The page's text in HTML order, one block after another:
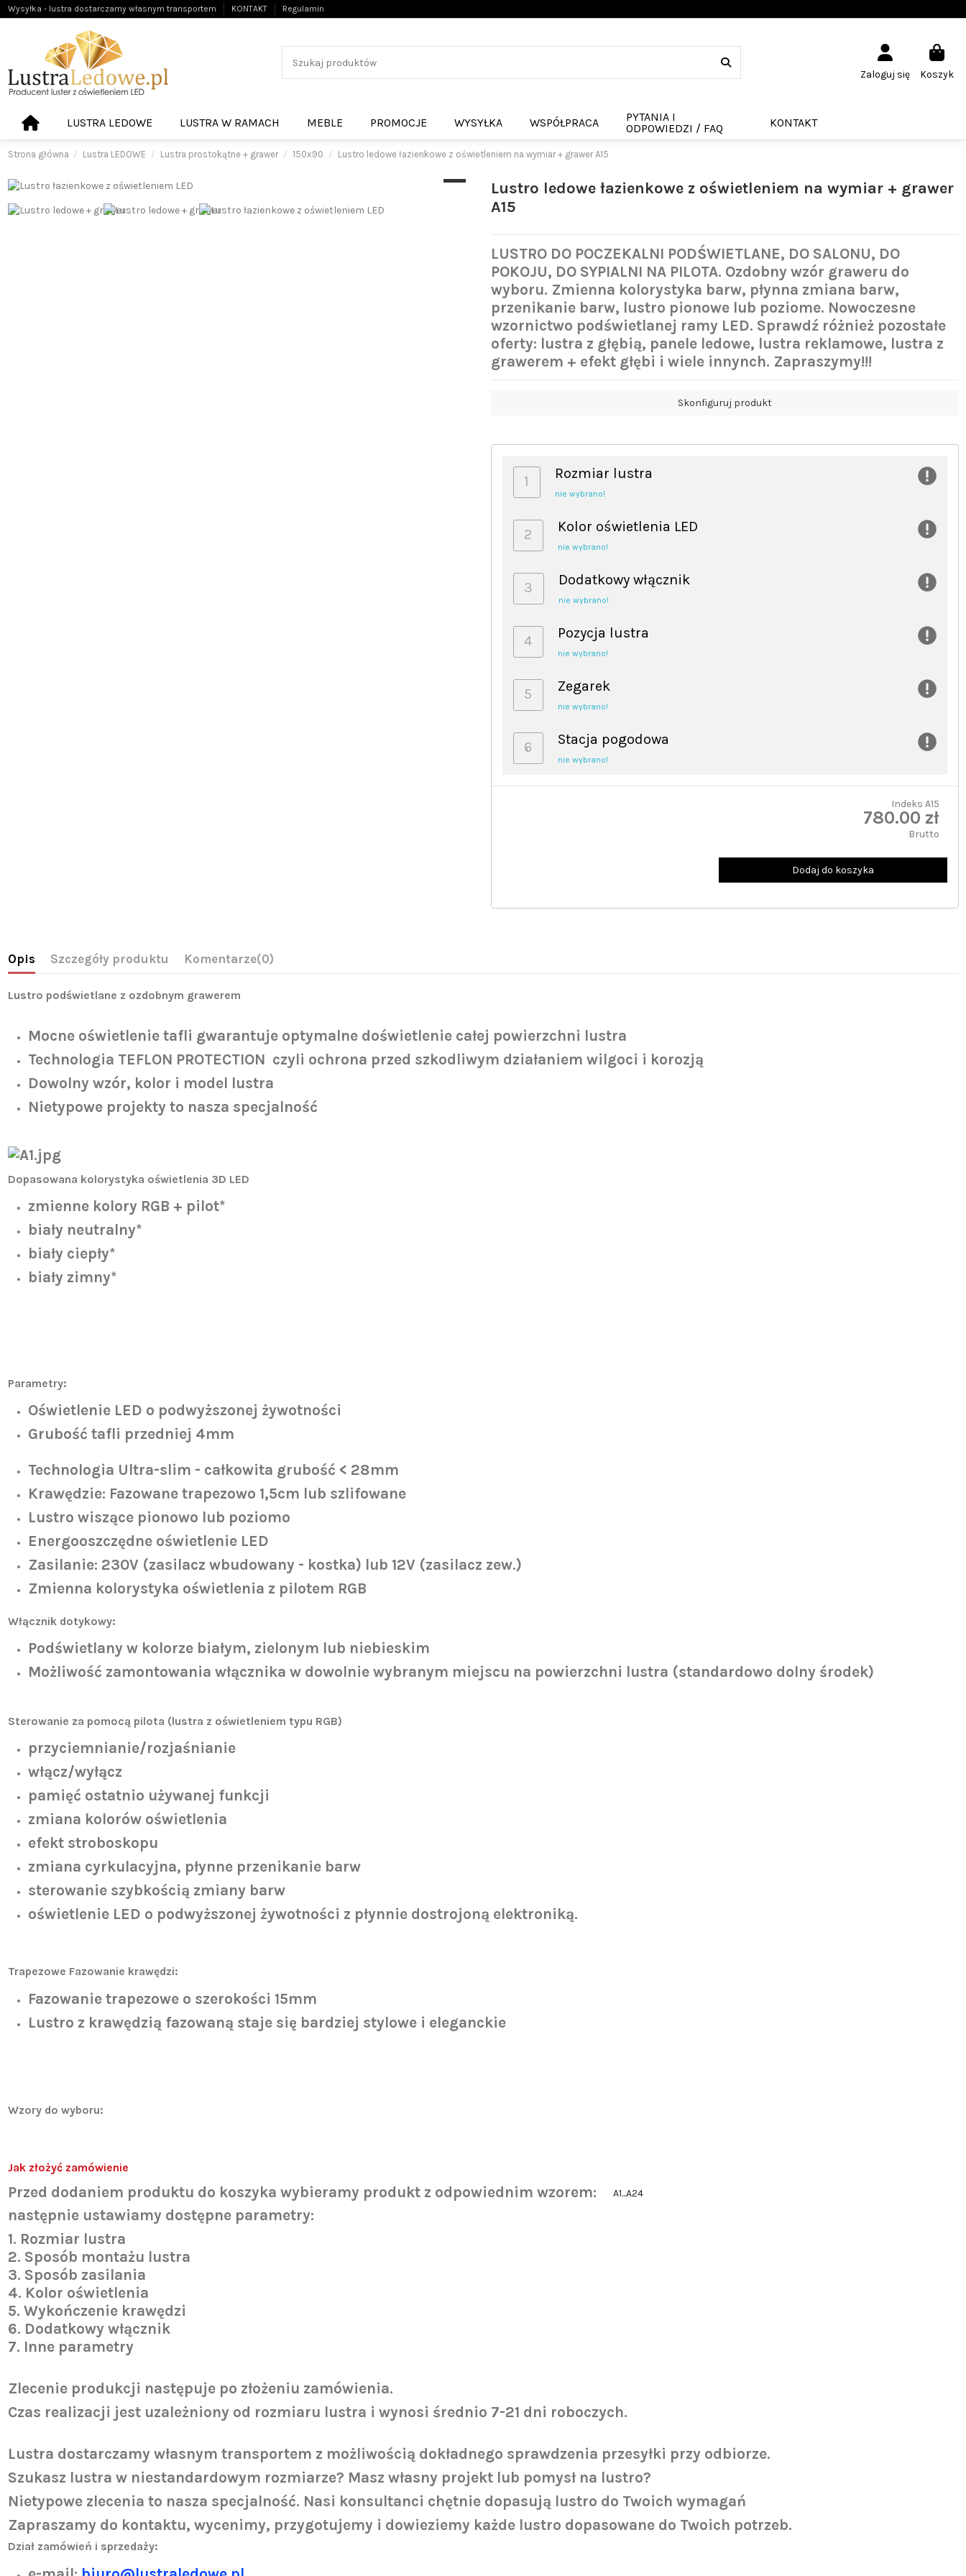
Wysyłka - lustra dostarczamy własnym transportem KONTAKT Regulamin
Zaloguj się Koszyk
LUSTRA LEDOWE LUSTRA W RAMACH MEBLE PROMOCJE WYSYŁKA WSPÓŁPRACA
PYTANIA I
ODPOWIEDZI / FAQ
KONTAKT
Strona główna Lustra LEDOWE Lustra prostokątne + grawer 150x90 Lustro ledowe łazienkowe z oświetleniem na wymiar + grawer A15
Lustro ledowe łazienkowe z oświetleniem na wymiar + grawer
A15
LUSTRO DO POCZEKALNI PODŚWIETLANE, DO SALONU, DO
POKOJU, DO SYPIALNI NA PILOTA. Ozdobny wzór graweru do
wyboru. Zmienna kolorystyka barw, płynna zmiana barw,
przenikanie barw, lustro pionowe lub poziome. Nowoczesne
wzornictwo podświetlanej ramy LED. Sprawdź różnież pozostałe
oferty: lustra z głębią, panele ledowe, lustra reklamowe, lustra z
grawerem + efekt głębi i wiele innynch. Zapraszymy!!!
Skonfiguruj produkt
1 Rozmiar lustra
nie wybrano!
2 Kolor oświetlenia LED
nie wybrano!
3 Dodatkowy włącznik
nie wybrano!
4 Pozycja lustra
nie wybrano!
5 Zegarek
nie wybrano!
6 Stacja pogodowa
nie wybrano!
Indeks A15
780.00 zł
Brutto
Dodaj do koszyka
Opis Szczegóły produktu Komentarze(0)
Lustro podświetlane z ozdobnym grawerem
Mocne oświetlenie tafli gwarantuje optymalne doświetlenie całej powierzchni lustra
Technologia TEFLON PROTECTION czyli ochrona przed szkodliwym działaniem wilgoci i korozją
Dowolny wzór, kolor i model lustra
Nietypowe projekty to nasza specjalność
Dopasowana kolorystyka oświetlenia 3D LED
zmienne kolory RGB + pilot*
biały neutralny*
biały ciepły*
biały zimny*
Parametry:
Oświetlenie LED o podwyższonej żywotności
Grubość tafli przedniej 4mm
Technologia Ultra-slim - całkowita grubość < 28mm
Krawędzie: Fazowanetrapezowo 1,5cm lub szlifowane
Lustro wiszące pionowo lub poziomo
Energooszczędne oświetlenie LED
Zasilanie: 230V (zasilacz wbudowany - kostka) lub 12V (zasilacz zew.)
Zmienna kolorystyka oświetlenia z pilotem RGB
Włącznik dotykowy:
Podświetlany w kolorze białym, zielonym lub niebieskim
Możliwość zamontowania włącznika w dowolnie wybranym miejscu na powierzchni lustra (standardowo dolny środek)
Sterowanie za pomocą pilota (lustra z oświetleniem typu RGB)
przyciemnianie/rozjaśnianie
włącz/wyłącz
pamięć ostatnio używanej funkcji
zmiana kolorów oświetlenia
efekt stroboskopu
zmiana cyrkulacyjna, płynne przenikanie barw
sterowanie szybkością zmiany barw
oświetlenie LED o podwyższonej żywotności z płynnie dostrojoną elektroniką.
Trapezowe Fazowanie krawędzi:
Fazowanie trapezowe o szerokości 15mm
Lustro z krawędzią fazowaną staje się bardziej stylowe i eleganckie
Wzory do wyboru:
Jak złożyć zamówienie
Przed dodaniem produktu do koszyka wybieramy produkt z odpowiednim wzorem: A1...A24
następnie ustawiamy dostępne parametry:
1. Rozmiar lustra
2. Sposób montażu lustra
3. Sposób zasilania
4. Kolor oświetlenia
5. Wykończenie krawędzi
6. Dodatkowy włącznik
7. Inne parametry
Zlecenie produkcji następuje po złożeniu zamówienia.
Czas realizacji jest uzależniony od rozmiaru lustra i wynosi średnio 7-21 dni roboczych.
Lustra dostarczamy własnym transportem z możliwością dokładnego sprawdzenia przesyłki przy odbiorze.
Szukasz lustra w niestandardowym rozmiarze? Masz własny projekt lub pomysł na lustro?
Nietypowe zlecenia to nasza specjalność. Nasi konsultanci chętnie dopasują lustro do Twoich wymagań
Zapraszamy do kontaktu, wycenimy, przygotujemy i dowieziemy każde lustro dopasowane do Twoich potrzeb.
Dział zamówień i sprzedaży: